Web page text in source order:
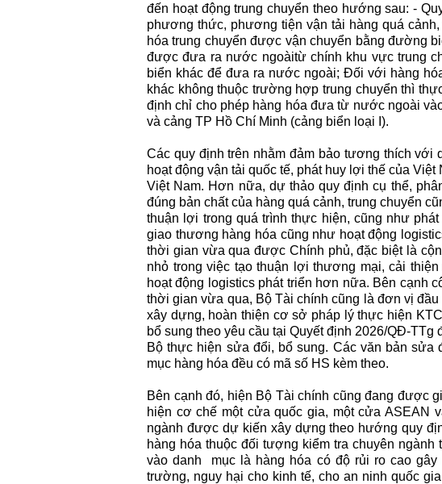
đến hoạt động trung chuyển theo hướng sau: -
phương thức, phương tiện vận tải hàng quá
hóa trung chuyển được vận chuyển bằng đường
được đưa ra nước ngoàitừ chính khu vực trung
biển khác để đưa ra nước ngoài; Đối với hàng
khác không thuộc trường hợp trung chuyển thì
định chỉ cho phép hàng hóa đưa từ nước ngoài
và cảng TP Hồ Chí Minh (cảng biển loại I).
Các quy định trên nhằm đảm bảo tương thích
hoạt động vận tải quốc tế, phát huy lợi thế của
Việt Nam. Hơn nữa, dự thảo quy định cụ thể,
đúng bản chất của hàng quá cảnh, trung chuyển
thuận lợi trong quá trình thực hiện, cũng như
giao thương hàng hóa cũng như hoạt động
thời gian vừa qua được Chính phủ, đặc biệt là
nhỏ trong việc tạo thuận lợi thương mại, cải
hoạt động logistics phát triển hơn nữa. Bên cạnh
thời gian vừa qua, Bộ Tài chính cũng là đơn vị
xây dựng, hoàn thiện cơ sở pháp lý thực hiện
bổ sung theo yêu cầu tại Quyết định 2026/QĐ-
Bộ thực hiện sửa đổi, bổ sung. Các văn bản
mục hàng hóa đều có mã số HS kèm theo.
Bên cạnh đó, hiện Bộ Tài chính cũng đang được
hiện cơ chế một cửa quốc gia, một cửa ASEAN
ngành được dự kiến xây dựng theo hướng quy
hàng hóa thuộc đối tượng kiểm tra chuyên
vào danh mục là hàng hóa có độ rủi ro cao
trường, nguy hại cho kinh tế, cho an ninh quốc